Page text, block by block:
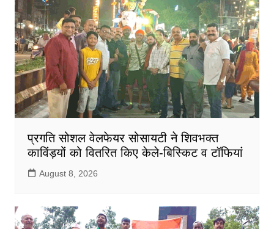
प्रगति सोशल वेलफेयर सोसायटी ने शिवभक्त
काविंड़यों को वितरित किए केले-बिस्किट व टॉफियां
August 8, 2026